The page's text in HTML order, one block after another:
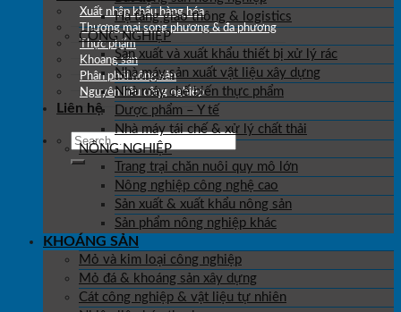
Xuất nhập khẩu hàng hóa
Thương mại song phương & đa phương
Thực phẩm
Khoáng sản
Phân phối nông sản
Nguyên liệu công nghiệp
Liên hệ
Hạ tầng giao thông & logistics
CÔNG NGHIỆP
Sản xuất và xuất khẩu thiết bị xử lý rác
Nhà máy sản xuất vật liệu xây dựng
Nhà máy chế biến thực phẩm
Dược phẩm – Y tế
Nhà máy tái chế & xử lý chất thải
NÔNG NGHIỆP
Trang trại chăn nuôi quy mô lớn
Nông nghiệp công nghệ cao
Sản xuất & xuất khẩu nông sản
Sản phẩm nông nghiệp khác
KHOÁNG SẢN
Mỏ và kim loại công nghiệp
Mỏ đá & khoáng sản xây dựng
Cát công nghiệp & vật liệu tự nhiên